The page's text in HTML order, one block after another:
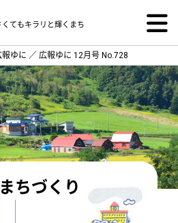
くてもキラリと輝くまち
報ゆに ／ 広報ゆに 12月号 No.728
ちづくり